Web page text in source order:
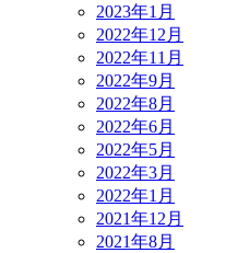
2023年1月
2022年12月
2022年11月
2022年9月
2022年8月
2022年6月
2022年5月
2022年3月
2022年1月
2021年12月
2021年8月